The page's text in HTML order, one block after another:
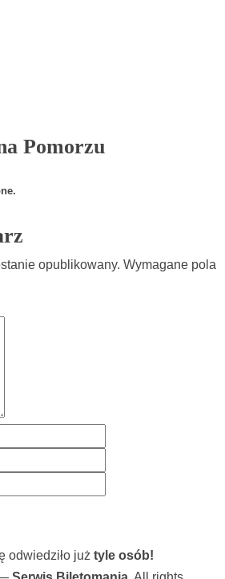
Pomorzu
opublikowany. Wymagane pola
odwiedziło już tyle osób!